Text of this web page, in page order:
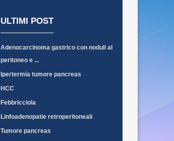
ULTIMI POST
Adenocarcinoma gastrico con noduli al
peritoneo e ...
Ipertermia tumore pancreas
HCC
Febbricciola
Linfoadenopatie retroperitoneali
Tumore pancreas